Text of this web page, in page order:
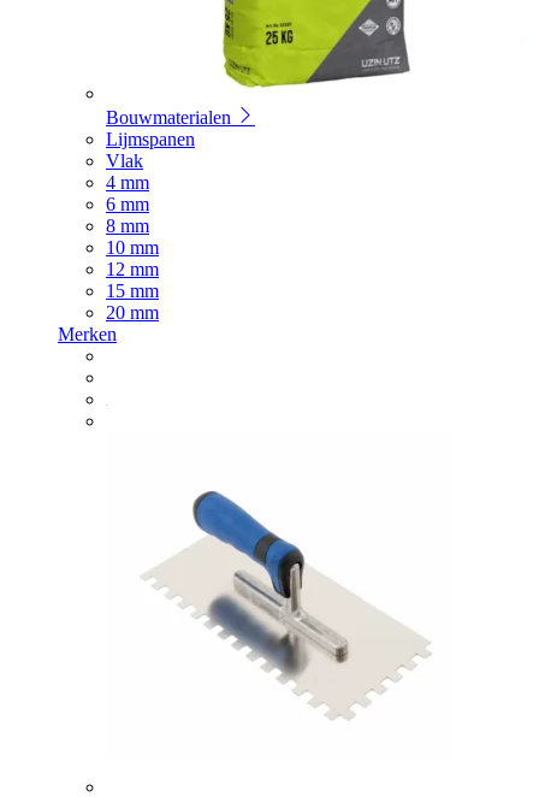
Bouwmaterialen
Lijmspanen
Vlak
4 mm
6 mm
8 mm
10 mm
12 mm
15 mm
20 mm
Merken